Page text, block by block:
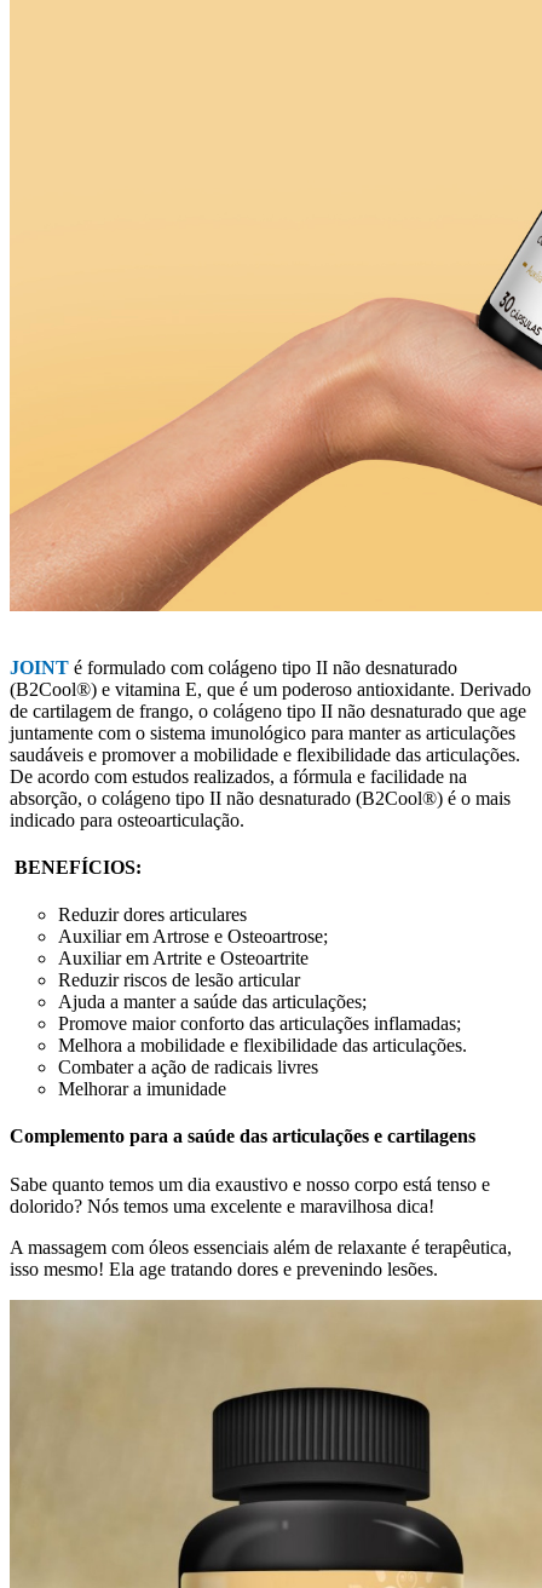
JOINT é formulado com colágeno tipo II não desnaturado
(B2Cool®) e vitamina E, que é um poderoso antioxidante. Derivado
de cartilagem de frango, o colágeno tipo II não desnaturado que age
juntamente com o sistema imunológico para manter as articulações
saudáveis e promover a mobilidade e flexibilidade das articulações.
De acordo com estudos realizados, a fórmula e facilidade na
absorção, o colágeno tipo II não desnaturado (B2Cool®) é o mais
indicado para osteoarticulação.
BENEFÍCIOS:
Reduzir dores articulares
Auxiliar em Artrose e Osteoartrose;
Auxiliar em Artrite e Osteoartrite
Reduzir riscos de lesão articular
Ajuda a manter a saúde das articulações;
Promove maior conforto das articulações inflamadas;
Melhora a mobilidade e flexibilidade das articulações.
Combater a ação de radicais livres
Melhorar a imunidade
Complemento para a saúde das articulações e cartilagens
Sabe quanto temos um dia exaustivo e nosso corpo está tenso e
dolorido? Nós temos uma excelente e maravilhosa dica!
A massagem com óleos essenciais além de relaxante é terapêutica,
isso mesmo! Ela age tratando dores e prevenindo lesões.